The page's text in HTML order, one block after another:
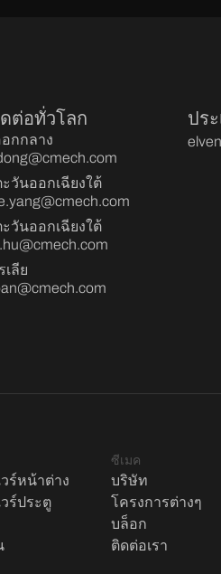
ต่อทั่วโลก
กกลาง
ะวันออกเฉียงใต้
ะวันออกเฉียงใต้
เลีย
ปร
ร์หน้าต่าง
ร์ประตู
ซีเมค
บริษัท
โครงการต่างๆ
บล็อก
ติดต่อเรา